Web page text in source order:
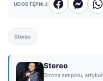
UDOSTĘPNIJ:
Stereo
Stereo
Strona zespołu,